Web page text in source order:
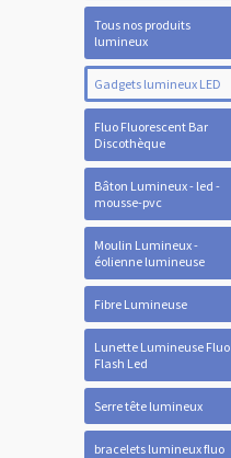
Tous nos produits
lumineux
Gadgets lumineux LED
Fluo Fluorescent Bar
Discothèque
Bâton Lumineux - led -
mousse-pvc
Moulin Lumineux -
éolienne lumineuse
Fibre Lumineuse
Lunette Lumineuse Fluo
Flash Led
Serre tête lumineux
bracelets lumineux fluo